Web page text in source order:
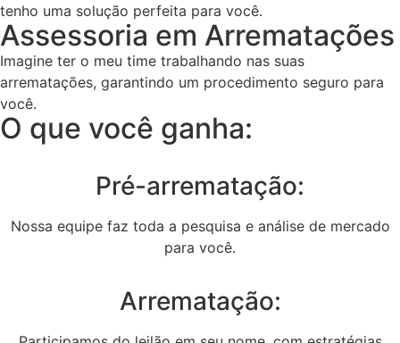
tenho uma solução perfeita para você.
Assessoria em Arrematações
Imagine ter o meu time trabalhando nas suas
arrematações, garantindo um procedimento seguro para
você.
O que você ganha:
Pré-arrematação:
Nossa equipe faz toda a pesquisa e análise de mercado
para você.
Arrematação: